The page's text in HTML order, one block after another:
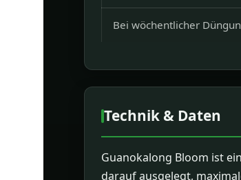
Bei wöchentlicher
Technik & Daten
Guanokalong Bloom ist
darauf ausgelegt,